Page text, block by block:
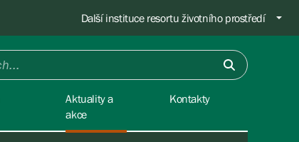
Další instituce resortu životního prostředí
Aktuality a
akce
Kontakty